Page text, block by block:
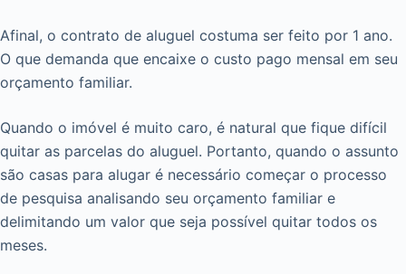
Afinal, o contrato de aluguel costuma ser feito por 1 ano.
O que demanda que encaixe o custo pago mensal em seu
orçamento familiar.
Quando o imóvel é muito caro, é natural que fique difícil
quitar as parcelas do aluguel. Portanto, quando o assunto
são casas para alugar é necessário começar o processo
de pesquisa analisando seu orçamento familiar e
delimitando um valor que seja possível quitar todos os
meses.